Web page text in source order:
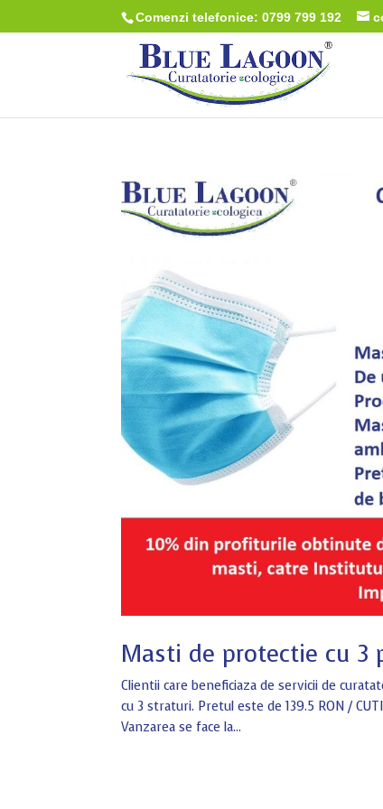
Comenzi telefonice: 0799 799 192
Masti de protectie cu 3
Clientii care beneficiaza de servicii de
cu 3 straturi. Pretul este de 139.5 RON /
Vanzarea se face la...